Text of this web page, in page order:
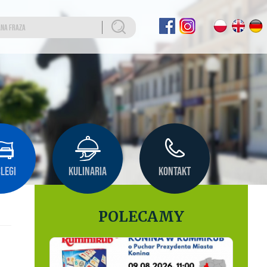
KULINARIA KONTAKT
POLECAMY